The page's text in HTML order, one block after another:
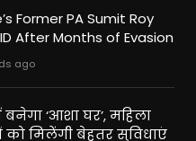
Former PA Sumit Roy
After Months of Evasion
ago
‘आशा घर’, महिला
को मिलेंगी बेहतर सुविधाएं